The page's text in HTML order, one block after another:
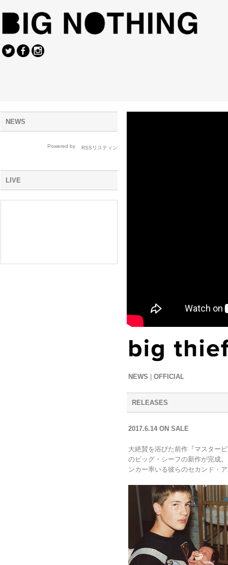
NEWS
Powered by
LIVE
NEWS OFFICIAL
RELEASES
2017.6.14 ON SALE
大絶賛を浴びた前作『マスター
のビッグ・シーフの新作が完成
ンカー率いる彼らのセカンド・